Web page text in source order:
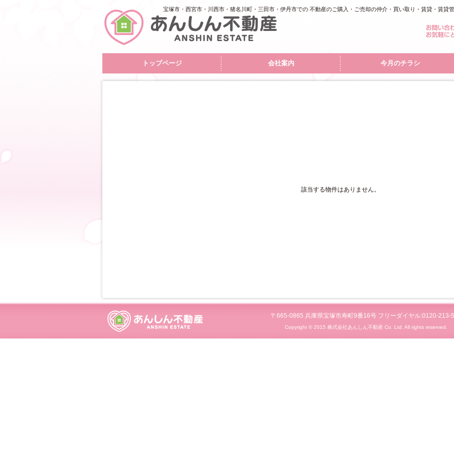
宝塚市・西宮市・川西市・猪名川町・三田市・伊丹市での 不動産のご購入・ご売却の仲介・買い取り・賃貸・賃貸
トップページ 会社案内 今月のチラシ
該当する物件はありません。
〒665-0865 兵庫県宝塚市寿町9番16号 フリーダイヤル:0120-213-
Copyright © 2015 株式会社あんしん不動産 Co. Ltd. All rights reserved.